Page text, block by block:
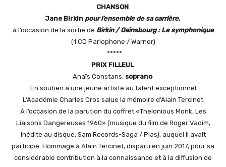
CHANSON
Jane Birkin pour l’ensemble de sa carrière,
à l’occasion de la sortie de Birkin / Gainsbourg : Le symphonique
(1 CD Parlophone / Warner)
*****
PRIX FILLEUL
Anaïs Constans, soprano
En soutien à une jeune artiste au talent exceptionnel
L’Académie Charles Cros salue la mémoire d’Alain Tercinet
À l’occasion de la parution du coffret «Thelonious Monk, Les
Liaisons Dangereuses 1960» (musique du film de Roger Vadim,
inédite au disque, Sam Records-Saga / Pias), auquel il avait
participé. Hommage à Alain Tercinet, disparu en juin 2017, pour sa
considérable contribution à la connaissance et à la diffusion de